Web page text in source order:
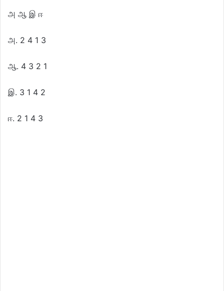
அ ஆ இ ஈ
அ. 2 4 1 3
ஆ. 4 3 2 1
இ. 3 1 4 2
ஈ. 2 1 4 3